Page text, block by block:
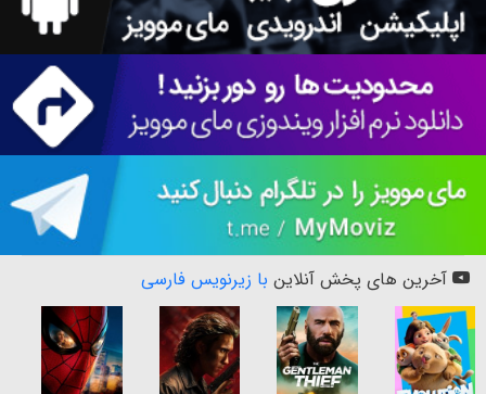
آخرین های پخش آنلاین با زیرنویس فارسی